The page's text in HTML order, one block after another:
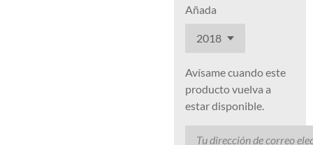
Añada
Avísame cuando este
producto vuelva a
estar disponible.